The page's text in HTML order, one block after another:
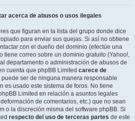
acerca de abusos o usos ilegales
que figuran en la lista del grupo donde dice
para enviar sus quejas. Si así no obtiene
con el dueño del dominio (efectúe una
tiene correo sobre un dominio gratuito (Yahoo!,
departamento o administración de abusos de
cuenta que phpBB Limited carece de
puede ser de ninguna manera responsable
es usado este sistema de foros. No tiene
Limited en relación a asuntos legales
de comentarios, etc.) que no sean
o la discreción misma del software phpBB. Si
respecto del uso de terceras partes de este